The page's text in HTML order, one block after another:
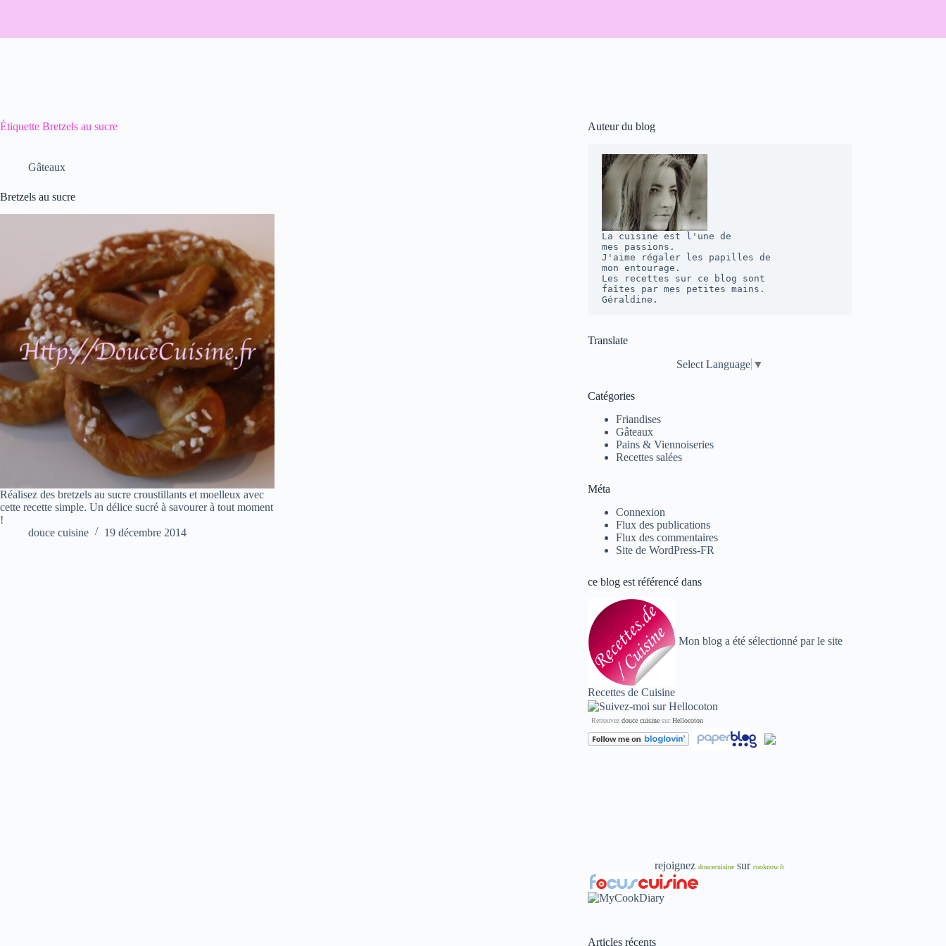
Étiquette Bretzels au sucre
Gâteaux
Bretzels au sucre
Réalisez des bretzels au sucre croustillants et moelleux avec
cette recette simple. Un délice sucré à savourer à tout moment
!
douce cuisine
19 décembre 2014
Auteur du blog
La cuisine est l'une de
mes passions.
J'aime régaler les papilles de
mon entourage.
Les recettes sur ce blog sont
faîtes par mes petites mains.
Géraldine.
Translate
Select Language ▼
Catégories
Friandises
Gâteaux
Pains & Viennoiseries
Recettes salées
Méta
Connexion
Flux des publications
Flux des commentaires
Site de WordPress-FR
ce blog est référencé dans
Mon blog a été sélectionné par le site
Recettes de Cuisine
Retrouvez douce cuisinesurHellocoton
rejoignezdoucecuisine surcooknow.fr
Articles récents